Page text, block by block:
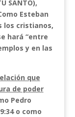
SANTO),
Esteban
los cristianos,
hará “entre
y en las
que
de poder
Pedro
o como